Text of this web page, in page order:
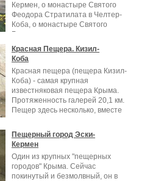
Кермен, о монастыре Святого
Феодора Стратилата в Челтер-
Коба, о монастыре Святого
Георгия
Красная Пещера. Кизил-
Коба
Красная пещера (пещера Кизил-
Коба) - самая крупная
известняковая пещера Крыма.
Протяженность галерей 20,1 км.
Пещер здесь несколько, вместе
Пещерный город Эски-
Кермен
Один из крупных "пещерных
городов" Крыма. Сейчас
покинутый и безмолвный, он в